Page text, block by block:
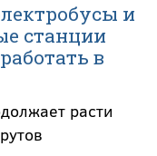
и
станции
в
расти